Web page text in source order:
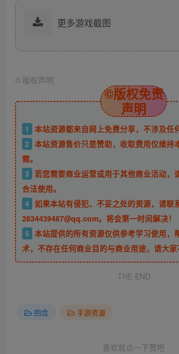
更多游戏截图
© 版权声明
©版权免责
声明
1
本站资源都来自网上免费分享，不涉及任
2 本站资源售价只是赞助，收取费用仅维持
需。
3 若您需要商业运营或用于其他商业活动，
合法使用。
4 如果本站有侵犯、不妥之处的资源，请联
2834439487@qq.com。将会第一时间解决！
5 本站提供的所有资源仅供参考学习使用，
术，不存在任何商业目的与商业用途，请大家
THE END
回合 手游资源
喜欢就点一下赞吧